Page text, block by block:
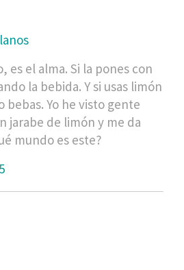
es el alma. Si la pones con
la bebida. Y si usas limón
bebas. Yo he visto gente
jarabe de limón y me da
mundo es este?